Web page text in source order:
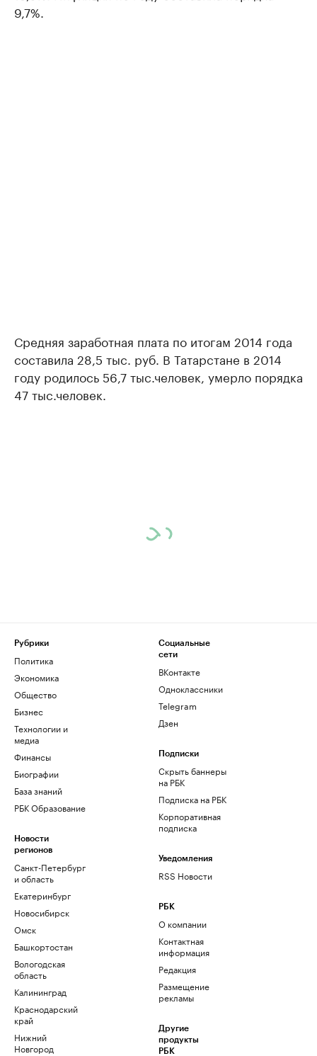
9,7%.
Средняя заработная плата по итогам 2014 года
составила 28,5 тыс. руб. В Татарстане в 2014
году родилось 56,7 тыс.человек, умерло порядка
47 тыс.человек.
Рубрики
Политика
Экономика
Общество
Бизнес
Технологии и
медиа
Финансы
Биографии
База знаний
РБК Образование
Новости
регионов
Санкт-Петербург
и область
Екатеринбург
Новосибирск
Омск
Башкортостан
Вологодская
область
Калининград
Краснодарский
край
Нижний
Новгород
Социальные
сети
ВКонтакте
Одноклассники
Telegram
Дзен
Подписки
Скрыть баннеры
на РБК
Подписка на РБК
Корпоративная
подписка
Уведомления
RSS Новости
РБК
О компании
Контактная
информация
Редакция
Размещение
рекламы
Другие
продукты
РБК